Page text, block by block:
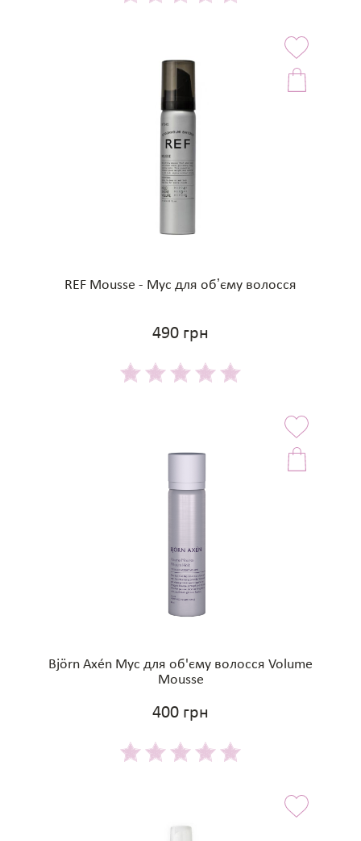
REF Mousse - Мус для обʼєму волосся
490 грн
Björn Axén Мус для об'єму волосся Volume
Mousse
400 грн